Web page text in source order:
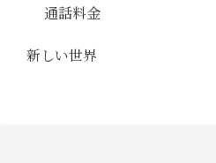
通話料金
新しい世界